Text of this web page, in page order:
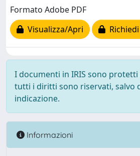
Formato Adobe PDF
Visualizza/Apri
I documenti in IRIS sono
tutti i diritti sono riservati, salvo
indicazione.
Informazioni